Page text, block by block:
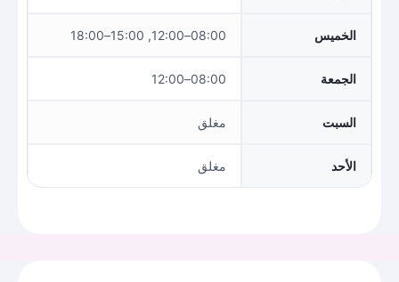
الخميس 08:00–12:00, 15:00–18:00
الجمعة 08:00–12:00
السبت مغلق
الأحد مغلق